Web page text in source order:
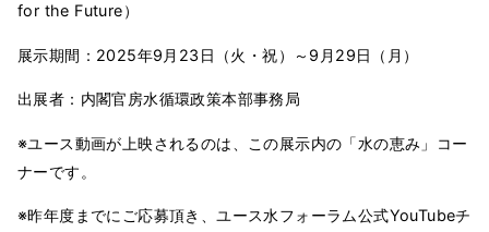
for the Future）
展示期間：2025年9月23日（火・祝）～9月29日（月）
出展者：内閣官房水循環政策本部事務局
※ユース動画が上映されるのは、この展示内の「水の恵み」コー
ナーです。
※昨年度までにご応募頂き、ユース水フォーラム公式YouTubeチ